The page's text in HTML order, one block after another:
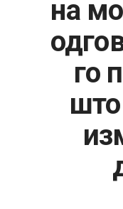
на
го
што